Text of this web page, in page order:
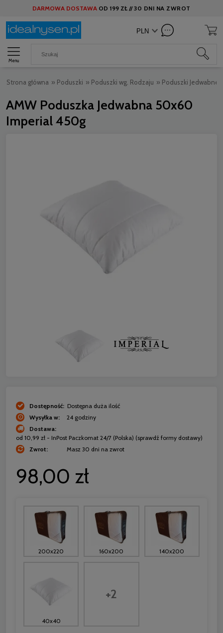
DARMOWA DOSTAWA OD 199 ZŁ //30 DNI NA ZWROT
Menu
Strona główna » Poduszki » Poduszki wg. Rodzaju » Poduszki Jedwabne
AMW Poduszka Jedwabna 50x60
Imperial 450g
Dostępność: Dostępna duża ilość
Wysyłka w:
24 godziny
Dostawa:
od 10,99 zł - InPost Paczkomat 24/7 (Polska) (sprawdź formy dostawy)
Zwrot:
Masz 30 dni na zwrot
98,00 zł
200x220 160x200 140x200
40x40
+2